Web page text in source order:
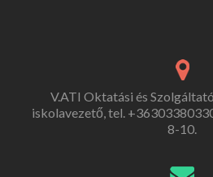
V.ATI Oktatási és
iskolavezető, tel.
8-10.